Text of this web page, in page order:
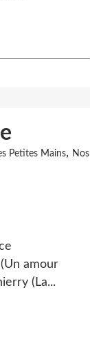
Petites Mains, Nos
amour
(La...